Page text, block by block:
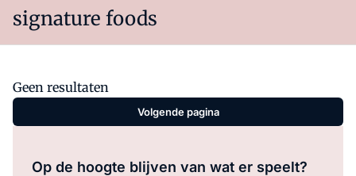
signature foods
Geen resultaten
Volgende pagina
Op de hoogte blijven van wat er speelt?